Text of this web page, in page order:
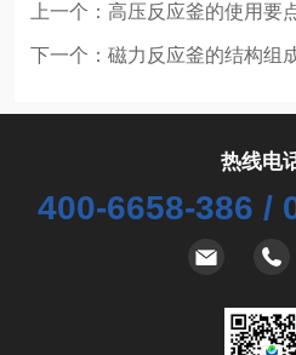
上一个： 高压反应釜的使用要
下一个： 磁力反应釜的结构组
热线电
400-6658-386 /